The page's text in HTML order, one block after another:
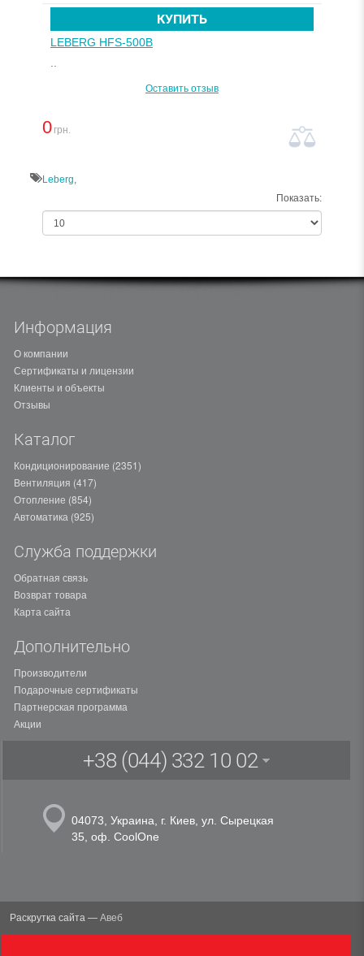
КУПИТЬ
LEBERG HFS-500B
Оставить отзыв
0 грн.
Leberg,
Показать:
Информация
О компании
Сертификаты и лицензии
Клиенты и объекты
Отзывы
Каталог
Кондиционирование (2351)
Вентиляция (417)
Отопление (854)
Автоматика (925)
Служба поддержки
Обратная связь
Возврат товара
Карта сайта
Дополнительно
Производители
Подарочные сертификаты
Партнерская программа
Акции
+38 (044) 332 10 02
04073, Украина, г. Киев, ул. Сырецкая
35, оф. CoolOne
Раскрутка сайта — Авеб